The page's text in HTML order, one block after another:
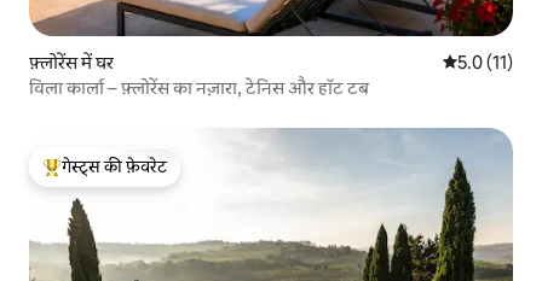
फ़्लोरेंस में घर औसत रेटिंग 5
5.0 (11)
विला कार्ला – फ़्लोरेंस का नज़ारा, टेनिस और हॉट टब
गेस्ट्स का टॉप फ़ेवरेट
गेस्ट्स की फ़ेवरेट